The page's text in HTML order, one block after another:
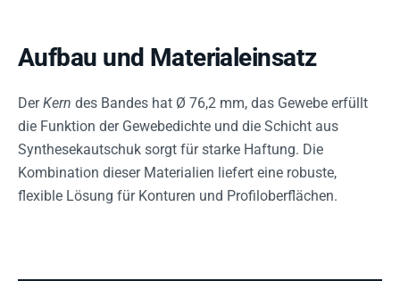
Aufbau und Materialeinsatz
DerKern des Bandes hat Ø 76,2 mm, das Gewebe erfüllt
die Funktion der Gewebedichte und die Schicht aus
Synthesekautschuk sorgt für starke Haftung. Die
Kombination dieser Materialien liefert eine robuste,
flexible Lösung für Konturen und Profiloberflächen.